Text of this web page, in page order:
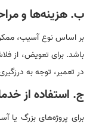
ب. هزینه‌ها و
بر اساس نوع آسیب،
باشد. برای تعویض، از
در تعمیر، توجه به
ج. استفاده از
برای پروژه‌های بزرگ یا